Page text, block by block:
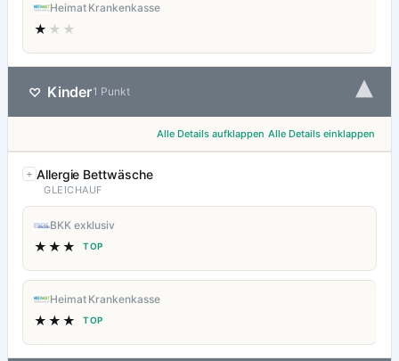
Heimat Krankenkasse
★ ★★
♡ Kinder1 Punkt ▾
Alle Details aufklappen Alle Details einklappen
Allergie Bettwäsche
GLEICHAUF
BKK exklusiv
★★★ TOP
Heimat Krankenkasse
★★★ TOP